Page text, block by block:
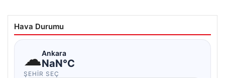
Hava Durumu
☁Ankara
NaN°C
ŞEHIR SEÇ